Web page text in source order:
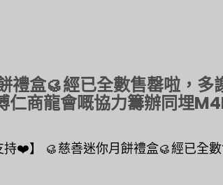
盒🥮經已全數售罄啦，
商龍會嘅協力籌辦同埋
持❤️】 🥮慈善迷你月餅禮盒🥮經已全